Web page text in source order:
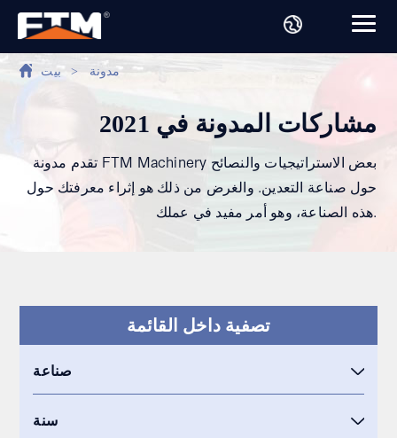
بيت > مدونة
مشاركات المدونة في 2021
تقدم مدونة FTM Machinery بعض الاستراتيجيات والنصائح
حول صناعة التعدين. والغرض من ذلك هو إثراء معرفتك حول
هذه الصناعة، وهو أمر مفيد في عملك.
تصفية داخل القائمة
صناعة
سنة